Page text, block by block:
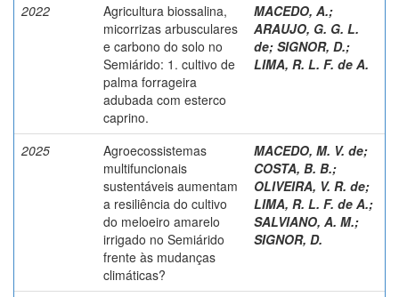
2022
Agricultura biossalina,
micorrizas arbusculares
e carbono do solo no
Semiárido: 1. cultivo de
palma forrageira
adubada com esterco
caprino.
MACEDO, A.;
ARAUJO, G. G. L.
de; SIGNOR, D.;
LIMA, R. L. F. de A.
2025
Agroecossistemas
multifuncionais
sustentáveis aumentam
a resiliência do cultivo
do meloeiro amarelo
irrigado no Semiárido
frente às mudanças
climáticas?
MACEDO, M. V. de;
COSTA, B. B.;
OLIVEIRA, V. R. de;
LIMA, R. L. F. de A.;
SALVIANO, A. M.;
SIGNOR, D.